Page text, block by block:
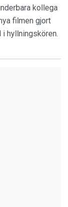
kollega
filmen gjort
i hyllningskören.